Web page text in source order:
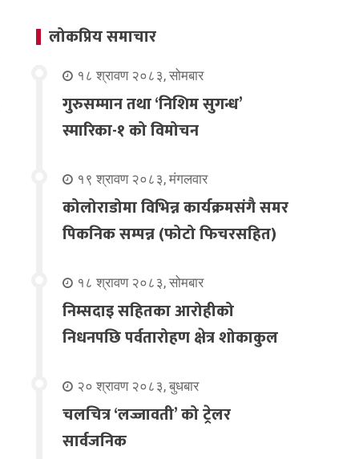
लोकप्रिय समाचार
१८ श्रावण २०८३, सोमबार
गुरुसम्मान तथा ‘निशिम सुगन्ध’
स्मारिका-१ को विमोचन
१९ श्रावण २०८३, मंगलवार
कोलोराडोमा विभिन्न कार्यक्रमसंगै समर
पिकनिक सम्पन्न (फोटो फिचरसहित)
१८ श्रावण २०८३, सोमबार
निम्सदाइ सहितका आरोहीको
निधनपछि पर्वतारोहण क्षेत्र शोकाकुल
२० श्रावण २०८३, बुधबार
चलचित्र ‘लज्जावती’ को ट्रेलर
सार्वजनिक